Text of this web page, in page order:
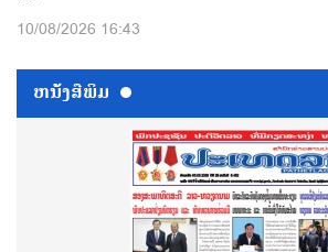
10/08/2026 16:43
ຫນ້ັງສືພິມ